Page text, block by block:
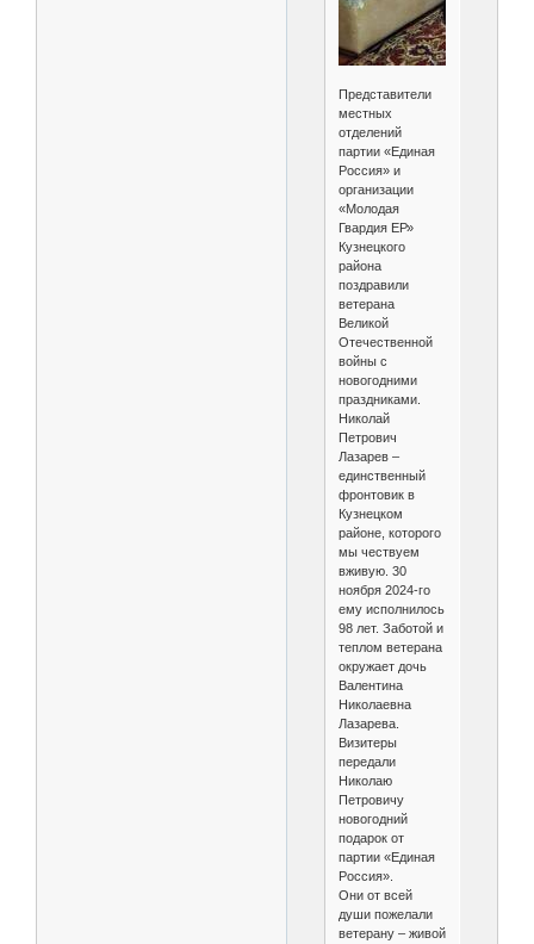
Представители
местных
отделений
партии «Единая
Россия» и
организации
«Молодая
Гвардия ЕР»
Кузнецкого
района
поздравили
ветерана
Великой
Отечественной
войны с
новогодними
праздниками.
Николай
Петрович
Лазарев –
единственный
фронтовик в
Кузнецком
районе, которого
мы чествуем
вживую. 30
ноября 2024-го
ему исполнилось
98 лет. Заботой и
теплом ветерана
окружает дочь
Валентина
Николаевна
Лазарева.
Визитеры
передали
Николаю
Петровичу
новогодний
подарок от
партии «Единая
Россия».
Они от всей
души пожелали
ветерану – живой